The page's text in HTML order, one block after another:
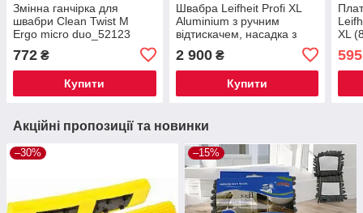
Змінна ганчірка для
швабри Clean Twist M
Ergo micro duo_52123
772 ₴
Купити
Швабра Leifheit Profi XL
Aluminium з ручним
відтискачем, насадка з
мікрофібри 42 см, для всіх
типів підлог
2 900₴
Купити
XL
595
Акційні пропозиції та новинки
–30% –15%